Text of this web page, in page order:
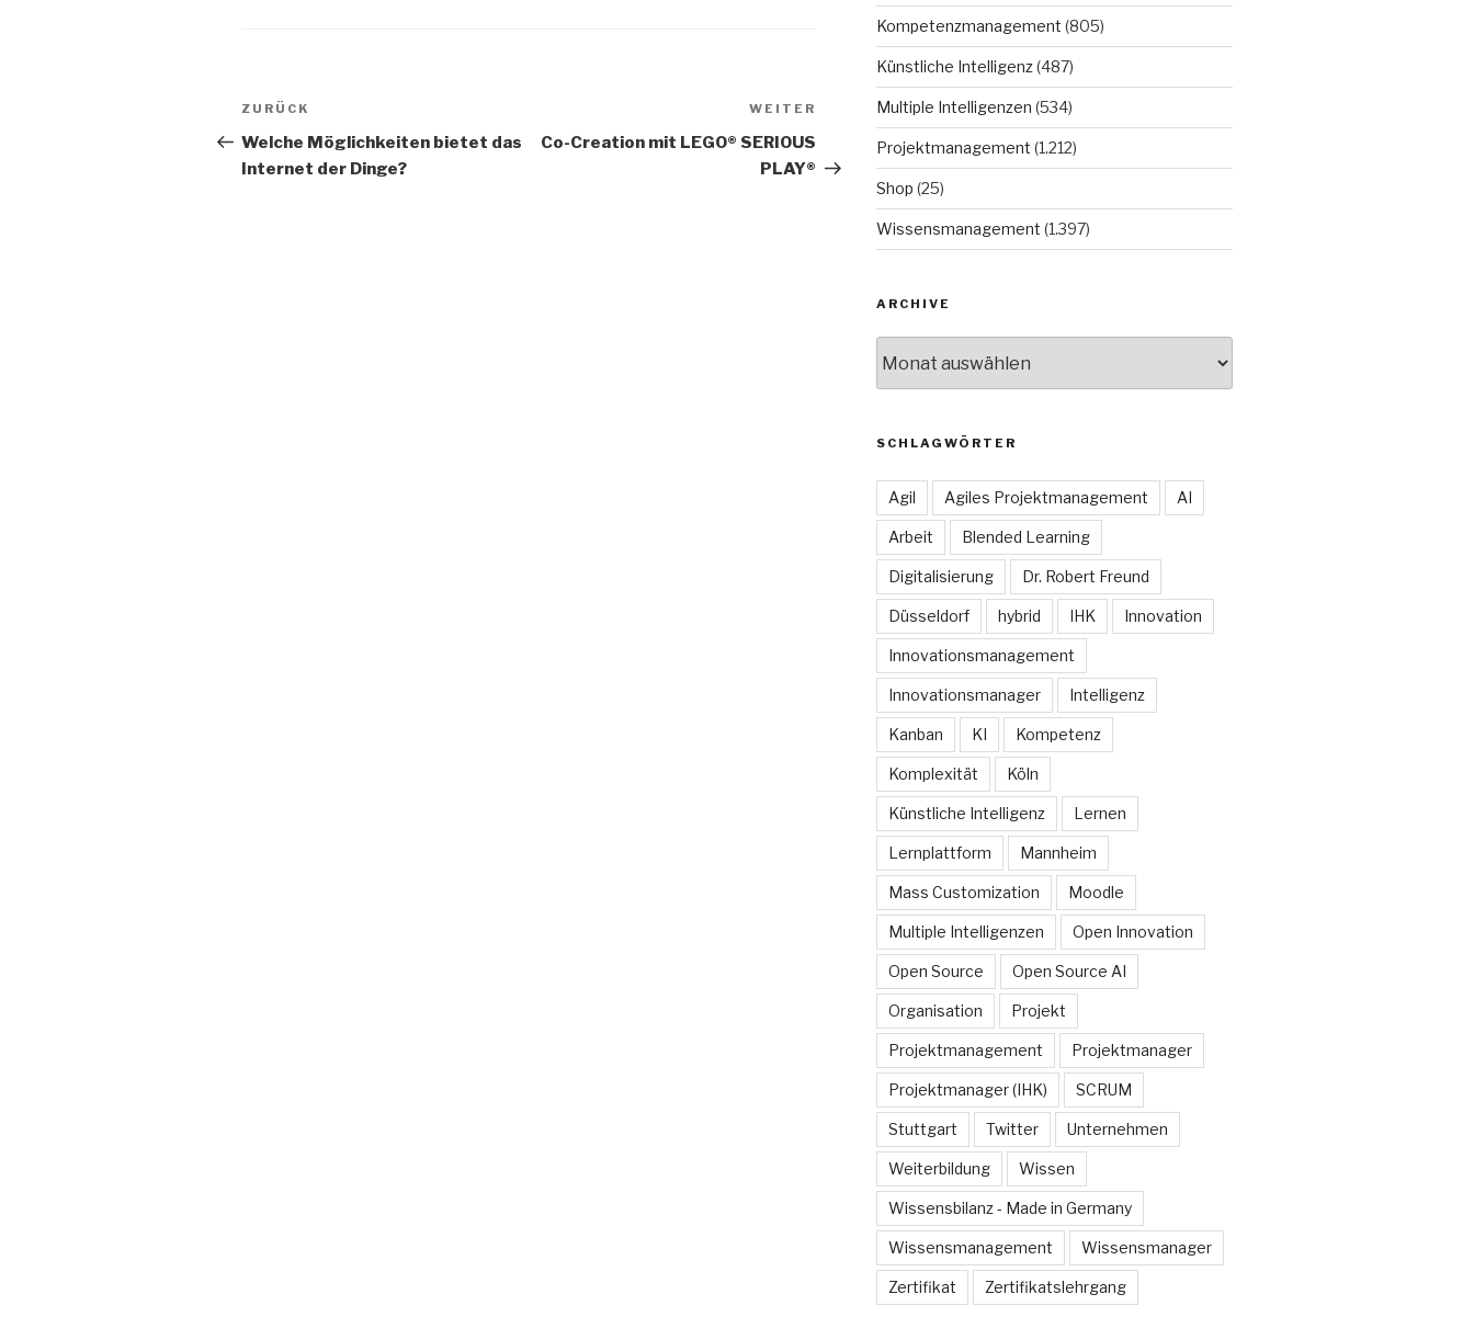
Beitrags-
Navigation
Vorheriger
Beitrag
ZURÜCK
Welche Möglichkeiten bietet das
Internet der Dinge?
Nächster
Beitrag
WEITER
Co-Creation mit LEGO® SERIOUS
PLAY®
Kompetenzmanagement (805)
Künstliche Intelligenz(487)
Multiple Intelligenzen (534)
Projektmanagement (1.212)
Shop (25)
Wissensmanagement (1.397)
ARCHIVE
SCHLAGWÖRTER
Agil Agiles Projektmanagement AI
Arbeit Blended Learning
Digitalisierung Dr. Robert Freund
Düsseldorf hybrid IHK Innovation
Innovationsmanagement
Innovationsmanager Intelligenz
Kanban KI Kompetenz
Komplexität Köln
Künstliche Intelligenz Lernen
Lernplattform Mannheim
Mass Customization Moodle
Multiple Intelligenzen Open Innovation
Open Source Open Source AI
Organisation Projekt
Projektmanagement Projektmanager
Projektmanager (IHK) SCRUM
Stuttgart Twitter Unternehmen
Weiterbildung Wissen
Wissensbilanz - Made in Germany
Wissensmanagement Wissensmanager
Zertifikat Zertifikatslehrgang